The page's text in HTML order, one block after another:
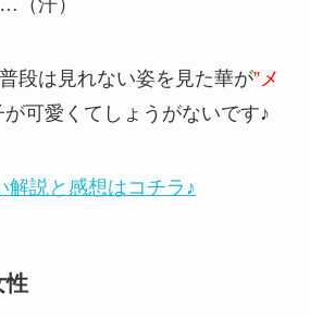
（汗）
段は見れない姿を見た華が”メ
可愛くてしょうがないです♪
解説と感想はコチラ♪
性